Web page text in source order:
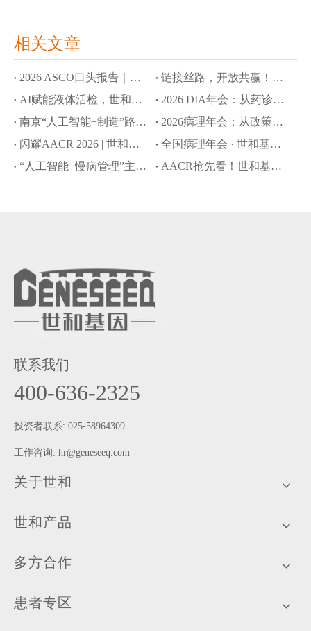
相关文章
2026 ASCO口头报告｜世和基因AI大语言模型拓展肿瘤早筛与MRD监测应用边界
链接丝路，开放共赢！世和基因亮相第十届丝博会
AI赋能液体活检，世和基因8项成果入选ASCO口头报告和壁报
2026 DIA年会：从药诊协同到全球合规，世和基因赋能CDx创新开发新路径
南京“人工智能+制造”路演：世和基因以AI驱动创新药研发提速
2026病理年会：从政策破局到院内落地，世和基因引领NGS创新转化路径
闪耀AACR 2026 | 世和基因以创新技术推动肿瘤精准诊疗新突破
全国病理年会 · 世和基因专题会：共探政策赋能下的NGS创新与落地之路
“人工智能+慢病管理”主题沙龙：世和基因分享AI多癌早筛新策略
AACR抢先看！世和基因5项前沿成果发布
联系我们
400-636-2325
投资者联系: 025-58964309
工作咨询: hr@geneseeq.com
关于世和
世和产品
多方合作
患者专区